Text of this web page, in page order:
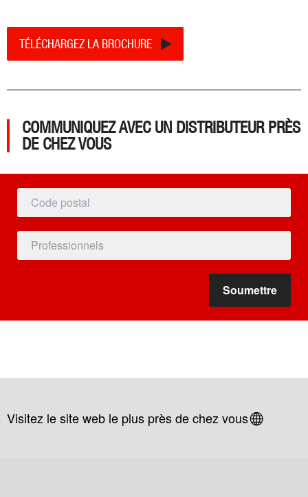
TÉLÉCHARGEZ LA BROCHURE
COMMUNIQUEZ AVEC UN DISTRIBUTEUR PRÈS
DE CHEZ VOUS
Visitez le site web le plus près de chez vous